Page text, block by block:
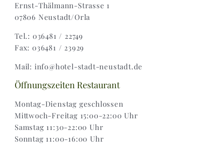
Zahlungsweisen |
Widerruf |
Versand & Lieferung
Ernst-Thälmann-Strasse 1
07806 Neustadt/Orla
Tel.: 036481 / 22749
Fax: 036481 / 23929
Mail: info@hotel-stadt-neustadt.de
Öffnungszeiten Restaurant
Montag-Dienstag geschlossen
Mittwoch-Freitag 15:00-22:00 Uhr
Samstag 11:30-22:00 Uhr
Sonntag 11:00-16:00 Uhr